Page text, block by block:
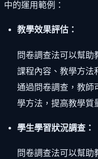
中的運用範例：
教學效果評估：
問卷調查法可以幫助
課程內容、教學方法
通過問卷調查，教師
學方法，提高教學質
學生學習狀況調查：
問卷調查法可以幫助